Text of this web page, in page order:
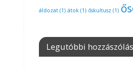
áldozat (1) átok (1) őskultusz (1)
Legutóbbi